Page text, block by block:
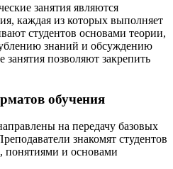
занятия являются
каждая из которых выполняет
студентов основами теории,
знаний и обсуждению
позволяют закрепить
обучения
на передачу базовых
знакомят студентов
и основами